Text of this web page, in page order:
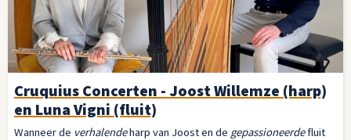
Cruquius Concerten - Joost Willemze (harp)
en Luna Vigni (fluit)
Wanneer de verhalendeharp van Joost en de gepassioneerdefluit